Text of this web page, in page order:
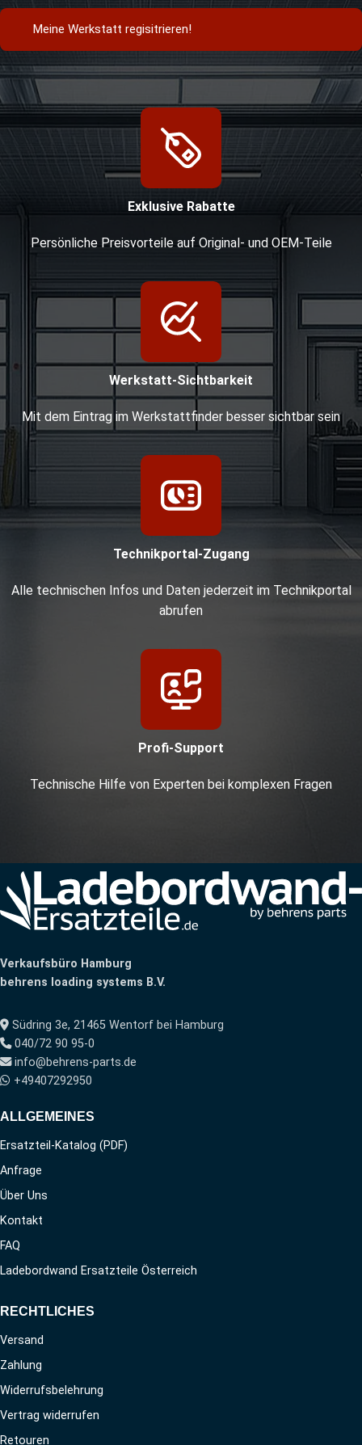
Meine Werkstatt regisitrieren!
Exklusive Rabatte
Persönliche Preisvorteile auf Original- und OEM-Teile
Werkstatt-Sichtbarkeit
Mit dem Eintrag im Werkstattfinder besser sichtbar sein
Technikportal-Zugang
Alle technischen Infos und Daten jederzeit im Technikportal
abrufen
Profi-Support
Technische Hilfe von Experten bei komplexen Fragen
Verkaufsbüro Hamburg
behrens loading systems B.V.
Südring 3e, 21465 Wentorf bei Hamburg
040/72 90 95-0
info@behrens-parts.de
+49407292950
ALLGEMEINES
Ersatzteil-Katalog (PDF)
Anfrage
Über Uns
Kontakt
FAQ
Ladebordwand Ersatzteile Österreich
RECHTLICHES
Versand
Zahlung
Widerrufsbelehrung
Vertrag widerrufen
Retouren